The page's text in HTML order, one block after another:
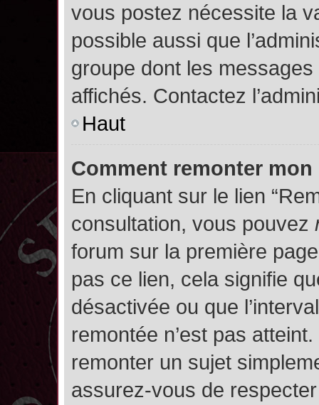
vous postez nécessite la
possible aussi que
groupe dont les
affichés. Contactez
Haut
Comment remonter
En cliquant sur le lien
consultation, vous pouvez
forum sur la première
pas ce lien, cela signifie
désactivée ou que
remontée n’est pas
remonter un sujet
assurez-vous de